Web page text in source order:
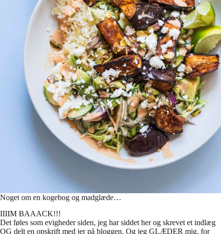
Noget om en kogebog og madglæde…
IIIIM BAAACK!!!
Det føles som evigheder siden, jeg har siddet her og skrevet et indlæg
OG delt en opskrift med jer på bloggen. Og jeg GLÆDER mig, for